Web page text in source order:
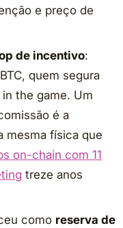
e preço de
de incentivo:
quem segura
the game. Um
é a
mesma física que
on-chain com 11
treze anos
como reserva de